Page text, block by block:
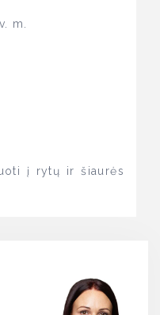
m.
į rytų ir šiaurės